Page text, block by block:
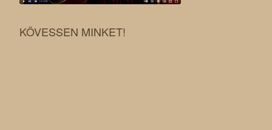
KÖVESSEN MINKET!